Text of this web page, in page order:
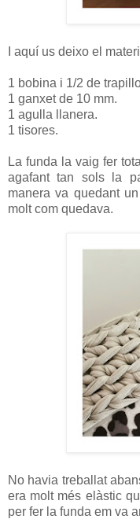
I aquí us deixo el
1 bobina i 1/2 de
1 ganxet de 10 mm.
1 agulla llanera.
1 tisores.
La funda la vaig fer
agafant tan sols la
manera va quedant
molt com quedava.
No havia treballat
era molt més elàstic
per fer la funda em va